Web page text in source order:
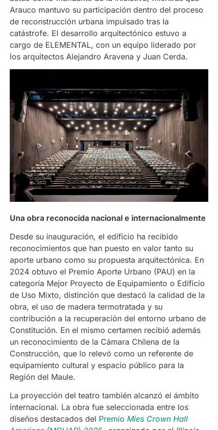
Arauco mantuvo su participación dentro del proceso
de reconstrucción urbana impulsado tras la
catástrofe. El desarrollo arquitectónico estuvo a
cargo de ELEMENTAL, con un equipo liderado por
los arquitectos Alejandro Aravena y Juan Cerda.
Una obra reconocida nacional e internacionalmente
Desde su inauguración, el edificio ha recibido
reconocimientos que han puesto en valor tanto su
aporte urbano como su propuesta arquitectónica. En
2024 obtuvo el Premio Aporte Urbano (PAU) en la
categoría Mejor Proyecto de Equipamiento o Edificio
de Uso Mixto, distinción que destacó la calidad de la
obra, el uso de madera termotratada y su
contribución a la recuperación del entorno urbano de
Constitución. En el mismo certamen recibió además
un reconocimiento de la Cámara Chilena de la
Construcción, que lo relevó como un referente de
equipamiento cultural y espacio público para la
Región del Maule.
La proyección del teatro también alcanzó el ámbito
internacional. La obra fue seleccionada entre los
diseños destacados del Premio Mies Crown Hall